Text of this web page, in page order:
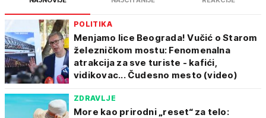
POLITIKA
Menjamo lice Beograda! Vučić o Starom
železničkom mostu: Fenomenalna
atrakcija za sve turiste - kafići,
vidikovac... Čudesno mesto (video)
ZDRAVLJE
More kao prirodni „reset“ za telo: